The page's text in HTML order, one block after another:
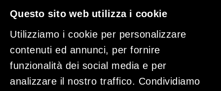
Questo sito web utilizza i cookie
Utilizziamo i cookie per personalizzare
contenuti ed annunci, per fornire
funzionalità dei social media e per
analizzare il nostro traffico. Condividiamo